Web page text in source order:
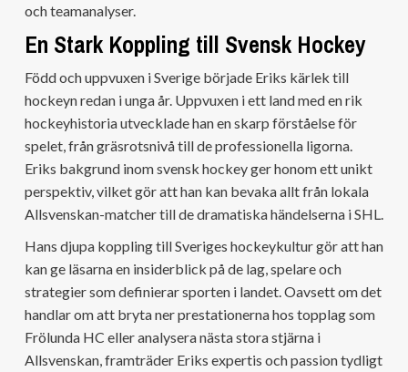
och teamanalyser.
En Stark Koppling till Svensk Hockey
Född och uppvuxen i Sverige började Eriks kärlek till
hockeyn redan i unga år. Uppvuxen i ett land med en rik
hockeyhistoria utvecklade han en skarp förståelse för
spelet, från gräsrotsnivå till de professionella ligorna.
Eriks bakgrund inom svensk hockey ger honom ett unikt
perspektiv, vilket gör att han kan bevaka allt från lokala
Allsvenskan-matcher till de dramatiska händelserna i SHL.
Hans djupa koppling till Sveriges hockeykultur gör att han
kan ge läsarna en insiderblick på de lag, spelare och
strategier som definierar sporten i landet. Oavsett om det
handlar om att bryta ner prestationerna hos topplag som
Frölunda HC eller analysera nästa stora stjärna i
Allsvenskan, framträder Eriks expertis och passion tydligt